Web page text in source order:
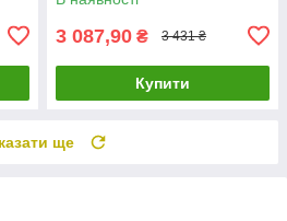
3 087,90 ₴ 3 431 ₴
Купити
ще